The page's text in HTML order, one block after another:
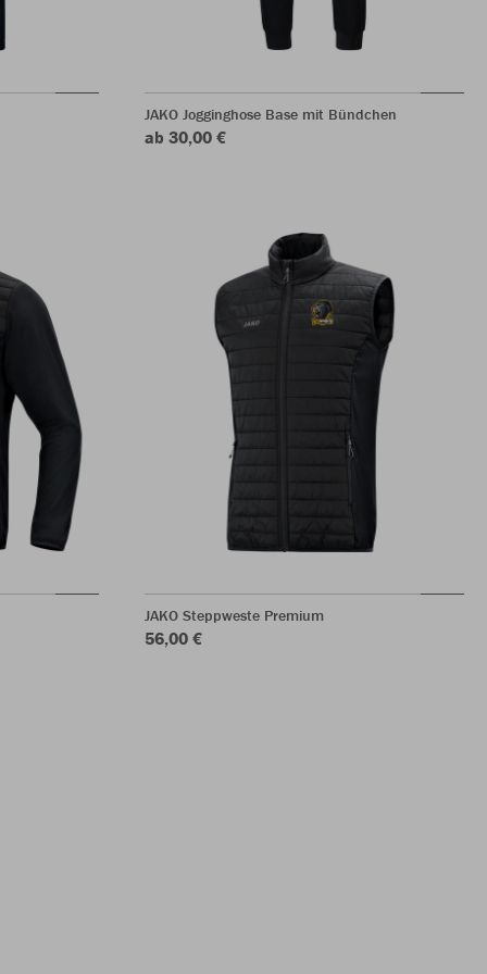
JAKO Jogginghose Base mit Bündchen
ab 30,00 €
JAKO Steppweste Premium
56,00 €